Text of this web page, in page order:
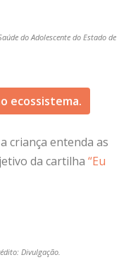
do Adolescente do Estado de
ecossistema.
criança entenda as
da cartilha “Eu
Divulgação.